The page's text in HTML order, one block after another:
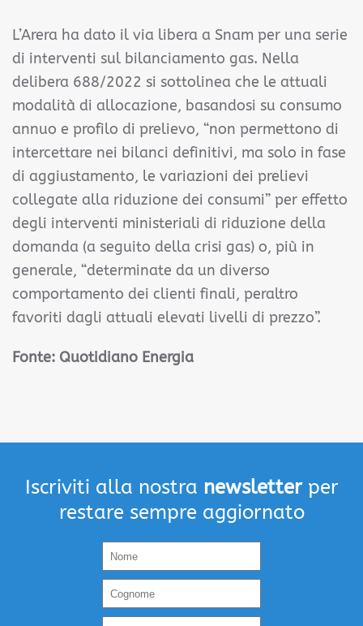
L’Arera ha dato il via libera a Snam per una serie
di interventi sul bilanciamento gas. Nella
delibera 688/2022 si sottolinea che le attuali
modalità di allocazione, basandosi su consumo
annuo e profilo di prelievo, “non permettono di
intercettare nei bilanci definitivi, ma solo in fase
di aggiustamento, le variazioni dei prelievi
collegate alla riduzione dei consumi” per effetto
degli interventi ministeriali di riduzione della
domanda (a seguito della crisi gas) o, più in
generale, “determinate da un diverso
comportamento dei clienti finali, peraltro
favoriti dagli attuali elevati livelli di prezzo”.
Fonte: Quotidiano Energia
Iscriviti alla nostra newsletterper
restare sempre aggiornato